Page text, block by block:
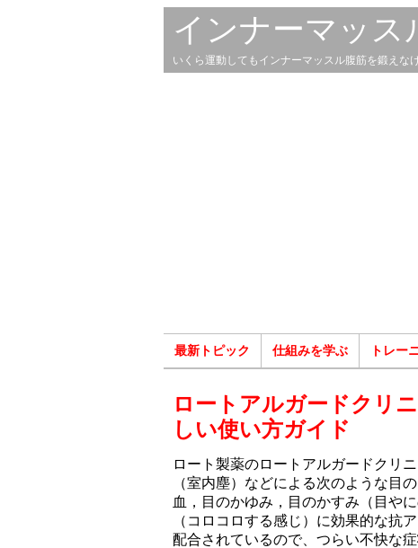
インナーマッス
いくら運動してもインナーマッスル腹筋を鍛えな
最新トピック 仕組みを学ぶ トレー
ロートアルガードクリ
しい使い方ガイド
ロート製薬のロートアルガードクリ
（室内塵）などによる次のような目
血，目のかゆみ，目のかすみ（目や
（コロコロする感じ）に効果的な抗
配合されているので、つらい不快な